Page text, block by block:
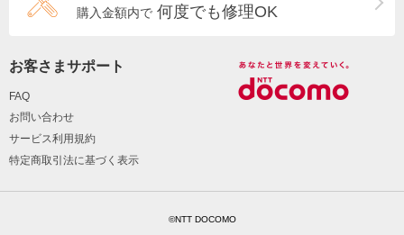
購入金額内で 何度でも修理OK
お客さまサポート
FAQ
お問い合わせ
サービス利用規約
特定商取引法に基づく表示
©NTT DOCOMO